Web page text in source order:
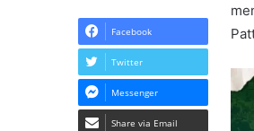
Facebook
Twitter
Messenger
Share via Email